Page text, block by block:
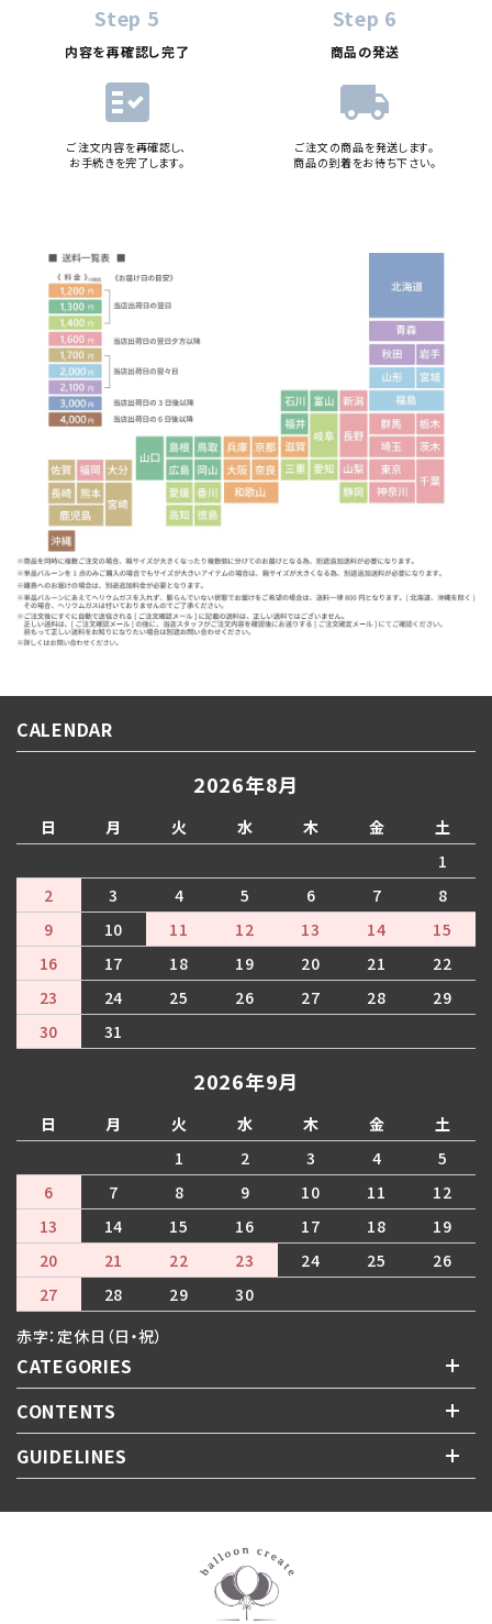
Step 5
内容を再確認し完了
fact_check
ご注文内容を再確認し、
お手続きを完了します。
Step 6
商品の発送
local_shipping
ご注文の商品を発送します。
商品の到着をお待ち下さい。
CALENDAR
2026年8月
日 月 火 水 木 金
土
1
2
3 4 5 6 7
8
9
10 11 12 13 14
15
16
17 18 19 20 21
22
23
24 25 26 27 28
29
30
31
2026年9月
日 月 火 水 木 金
土
1
2 3 4
5
6
7 8 9 10 11
12
13
14 15 16 17 18
19
20
21 22 23 24 25
26
27
28 29
30
赤字：定休日（日・祝）
CATEGORIES
CONTENTS
GUIDELINES